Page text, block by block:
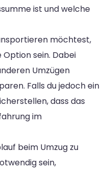
ist und welche
möchtest,
Option sein. Dabei
Umzügen
Falls du jedoch ein
dass das
im
beim Umzug zu
sein,